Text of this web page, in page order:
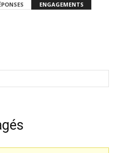
ENGAGEMENTS